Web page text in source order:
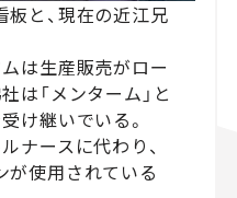
と、現在の近江兄
は生産販売がロー
は「メンターム」と
け継いでいる。
ナースに代わり、
が使用されている